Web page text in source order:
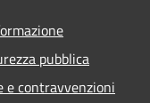
pubblica
e contravvenzioni